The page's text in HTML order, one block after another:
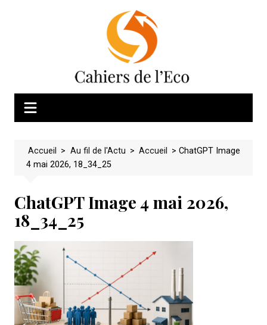
Accueil > Au fil de l'Actu > Accueil >ChatGPT Image
4 mai 2026, 18_34_25
ChatGPT Image 4 mai 2026,
18_34_25